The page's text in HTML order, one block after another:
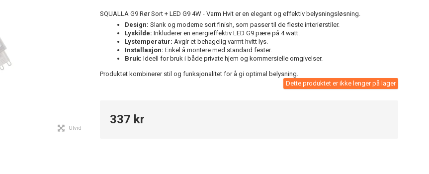
Utvid
SQUALLA G9 Rør Sort + LED G9 4W - Varm Hvit er en elegant og effektiv belysningsløsning.
Design: Slank og moderne sort finish, som passer til de fleste interiørstiler.
Lyskilde: Inkluderer en energieffektiv LED G9 pære på 4 watt.
Lystemperatur: Avgir et behagelig varmt hvitt lys.
Installasjon: Enkel å montere med standard fester.
Bruk: Ideell for bruk i både private hjem og kommersielle omgivelser.
Produktet kombinerer stil og funksjonalitet for å gi optimal belysning.
Dette produktet er ikke lenger på lager
337 kr